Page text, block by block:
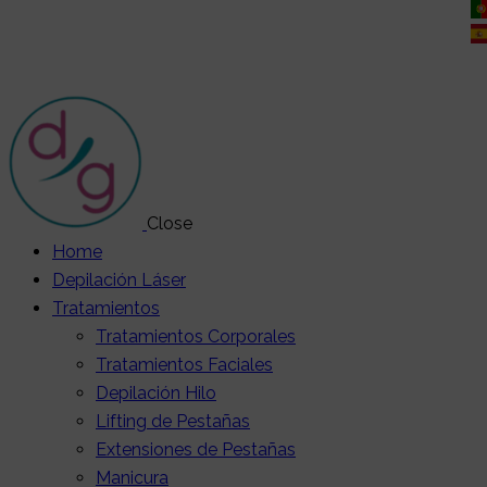
Close
Home
Depilación Láser
Tratamientos
Tratamientos Corporales
Tratamientos Faciales
Depilación Hilo
Lifting de Pestañas
Extensiones de Pestañas
Manicura